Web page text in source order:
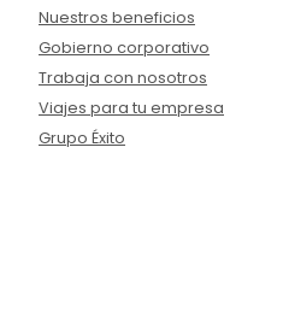
Nuestros beneficios
Gobierno corporativo
Trabaja con nosotros
Viajes para tu empresa
Grupo Éxito